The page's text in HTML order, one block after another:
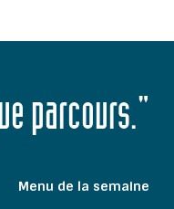
parcours."
Menu de la semaine